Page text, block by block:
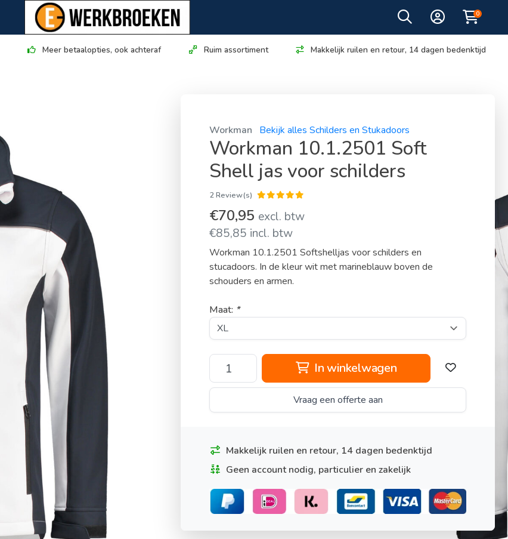
0
Meer betaalopties, ook achteraf Ruim assortiment Makkelijk ruilen en retour, 14 dagen bedenktijd
Workman Bekijk alles Schilders en Stukadoors
Workman 10.1.2501 Soft
Shell jas voor schilders
2 Review(s)
€70,95 excl. btw
€85,85 incl. btw
Workman 10.1.2501 Softshelljas voor schilders en
stucadoors. In de kleur wit met marineblauw boven de
schouders en armen.
Maat: *
In winkelwagen
Vraag een offerte aan
Makkelijk ruilen en retour, 14 dagen bedenktijd
Geen account nodig, particulier en zakelijk